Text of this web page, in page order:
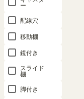
ー
配線穴
移動棚
鏡付き
スライド
棚
脚付き
追加移動棚